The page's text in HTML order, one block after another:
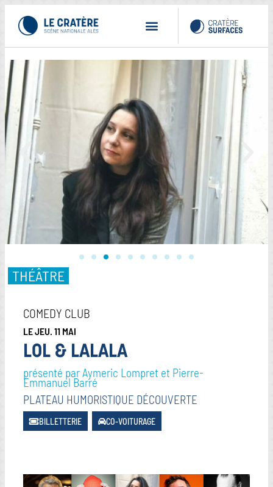
THÉÂTRE
COMEDY CLUB
LE JEU. 11 MAI
LOL & LALALA
présenté par Aymeric Lompret et Pierre-
Emmanuel Barré
PLATEAU HUMORISTIQUE DÉCOUVERTE
BILLETTERIE CO-VOITURAGE